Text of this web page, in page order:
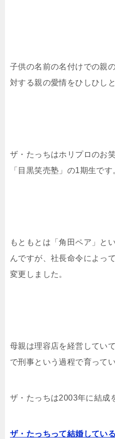
子供の名前の名付けでの親
対する親の愛情をひしひし
ザ・たっちはホリプロのお
「目黒笑売塾」の1期生です
もともとは「角田ペア」と
んですが、社長命令によっ
変更しました。
母親は理容店を経営してい
で刑事という過程で育ってい
ザ・たっちは2003年に結成
ザ・たっちって結婚してい